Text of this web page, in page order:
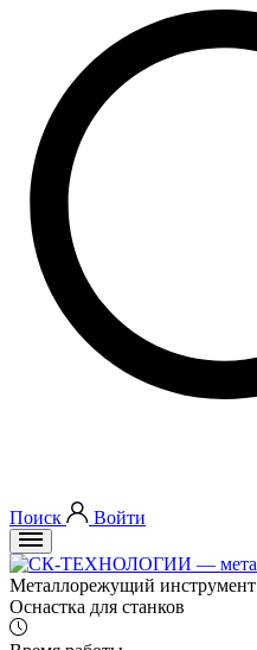
Поиск Войти
Металлорежущий инструмент
Оснастка для станков